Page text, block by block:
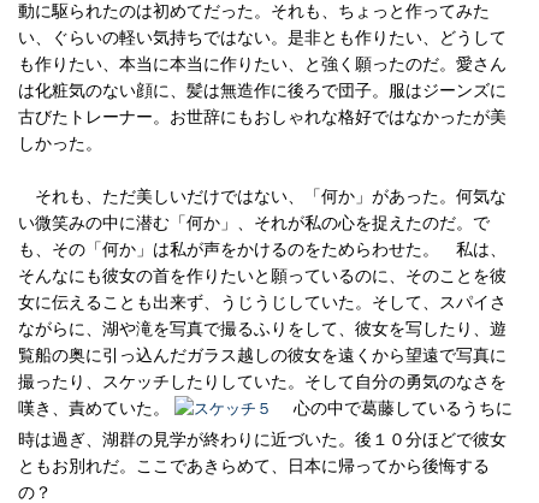
動に駆られたのは初めてだった。それも、ちょっと作ってみた
い、ぐらいの軽い気持ちではない。是非とも作りたい、どうして
も作りたい、本当に本当に作りたい、と強く願ったのだ。愛さん
は化粧気のない顔に、髪は無造作に後ろで団子。服はジーンズに
古びたトレーナー。お世辞にもおしゃれな格好ではなかったが美
しかった。
それも、ただ美しいだけではない、「何か」があった。何気な
い微笑みの中に潜む「何か」、それが私の心を捉えたのだ。で
も、その「何か」は私が声をかけるのをためらわせた。 私は、
そんなにも彼女の首を作りたいと願っているのに、そのことを彼
女に伝えることも出来ず、うじうじしていた。そして、スパイさ
ながらに、湖や滝を写真で撮るふりをして、彼女を写したり、遊
覧船の奥に引っ込んだガラス越しの彼女を遠くから望遠で写真に
撮ったり、スケッチしたりしていた。そして自分の勇気のなさを
嘆き、責めていた。
心の中で葛藤しているうちに
時は過ぎ、湖群の見学が終わりに近づいた。後１０分ほどで彼女
ともお別れだ。ここであきらめて、日本に帰ってから後悔する
の？